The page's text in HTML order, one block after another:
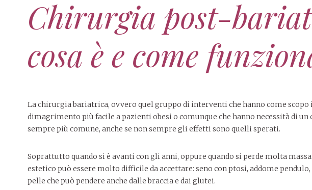
Chirurgia post-
cosa è e come
La chirurgia bariatrica, ovvero quel gruppo di interventi che hanno come
dimagrimento più facile a pazienti obesi o comunque che hanno necessità di
sempre più comune, anche se non sempre gli effetti sono quelli sperati.
Soprattutto quando si è avanti con gli anni, oppure quando si perde molta
estetico può essere molto difficile da accettare: seno con ptosi, addome
pelle che può pendere anche dalle braccia e dai glutei.